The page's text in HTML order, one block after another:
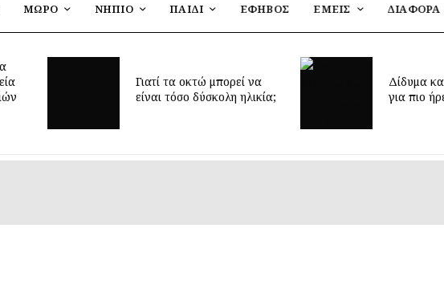
ΜΩΡΟ ΝΗΠΙΟ ΠΑΙΔΙ ΕΦΗΒΟΣ ΕΜΕΙΣ ΔΙΑΦΟΡΑ
Γιατί τα οκτώ μπορεί να
είναι τόσο δύσκολη ηλικία;
Δίδυμα και ύπνος:
για πιο ήρεμες νύχτες